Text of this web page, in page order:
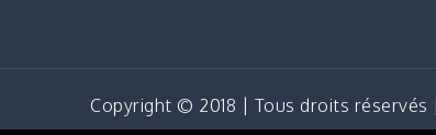
Copyright © 2018 | Tous droits réservés |